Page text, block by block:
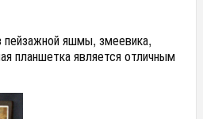
пейзажной яшмы, змеевика,
планшетка является отличным